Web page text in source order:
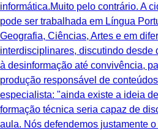
informática.Muito pelo contrário. A
pode ser trabalhada em Língua
Geografia, Ciências, Artes e em
interdisciplinares, discutindo desde
à desinformação até convivência,
produção responsável de
especialista: "ainda existe a ideia
formação técnica seria capaz de
aula. Nós defendemos justamente